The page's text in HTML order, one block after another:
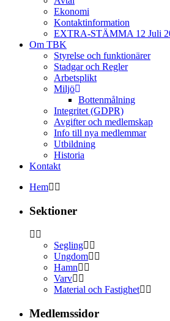
Ekonomi
Kontaktinformation
EXTRA-STÄMMA 12 Juli
Om TBK
Styrelse och funktionärer
Stadgar och Regler
Arbetsplikt
Miljö
Bottenmålning
Integritet (GDPR)
Avgifter och medlemskap
Info till nya medlemmar
Utbildning
Historia
Kontakt
Hem
Sektioner
Segling
Ungdom
Hamn
Varv
Material och Fastighet
Medlemssidor